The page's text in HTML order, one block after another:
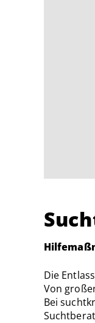
Die
Von
Bei